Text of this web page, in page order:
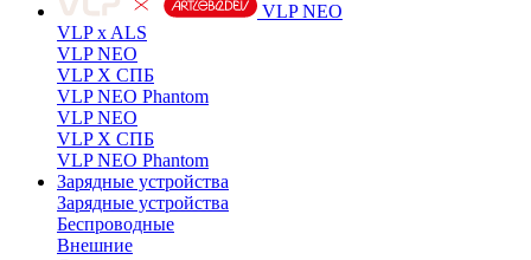
VLP NEO
VLP x ALS
VLP NEO
VLP X СПБ
VLP NEO Phantom
VLP NEO
VLP X СПБ
VLP NEO Phantom
Зарядные устройства
Зарядные устройства
Беспроводные
Внешние